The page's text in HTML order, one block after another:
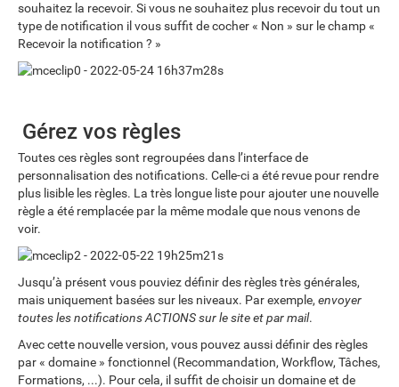
souhaitez la recevoir. Si vous ne souhaitez plus recevoir du tout un
type de notification il vous suffit de cocher « Non » sur le champ «
Recevoir la notification ? »
Gérez vos règles
Toutes ces règles sont regroupées dans l’interface de
personnalisation des notifications. Celle-ci a été revue pour rendre
plus lisible les règles. La très longue liste pour ajouter une nouvelle
règle a été remplacée par la même modale que nous venons de
voir.
Jusqu’à présent vous pouviez définir des règles très générales,
mais uniquement basées sur les niveaux. Par exemple, envoyer
toutes les notifications ACTIONS sur le site et par mail.
Avec cette nouvelle version, vous pouvez aussi définir des règles
par « domaine » fonctionnel (Recommandation, Workflow, Tâches,
Formations, ...). Pour cela, il suffit de choisir un domaine et de